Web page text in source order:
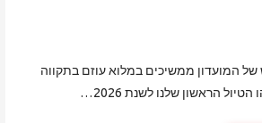
של המועדון ממשיכים במלוא עוזם בתקווה
הראשון שלנו לשנת 2026…